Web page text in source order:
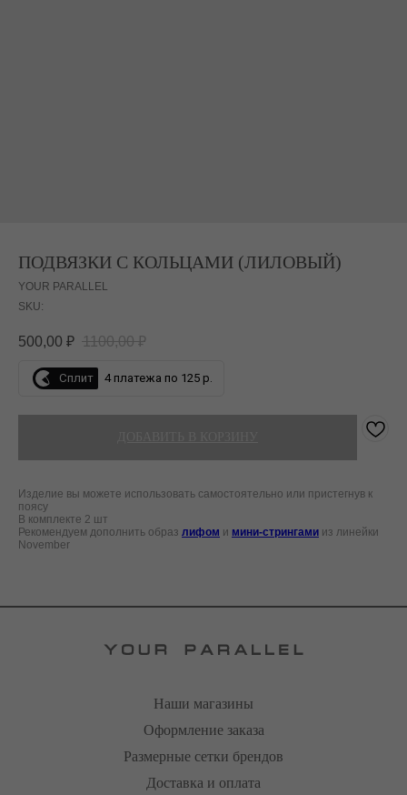
ПОДВЯЗКИ С КОЛЬЦАМИ (ЛИЛОВЫЙ)
YOUR PARALLEL
SKU:
500,00 ₽ 1100,00 ₽
Сплит 4 платежа по 125 р.
Изделие вы можете использовать самостоятельно или пристегнув к
поясу
В комплекте 2 шт
Рекомендуем дополнить образ лифом и мини-стрингами из линейки
November
Наши магазины
Оформление заказа
Размерные сетки брендов
Доставка и оплата